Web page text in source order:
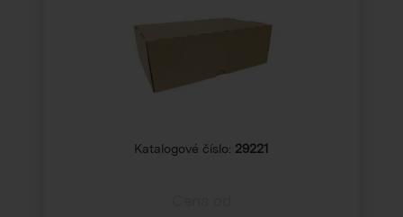
Katalogové číslo: 29221